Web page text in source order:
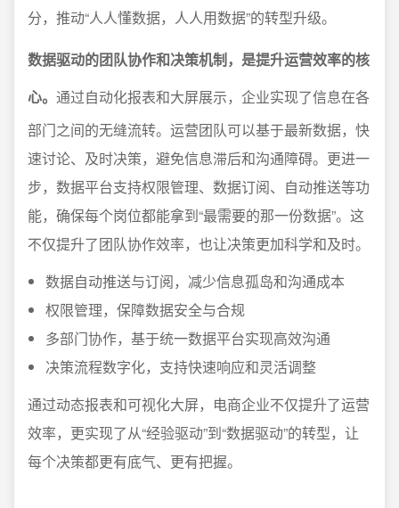
分，推动“人人懂数据，人人用数据”的转型升级。
数据驱动的团队协作和决策机制，是提升运营效率的核
心。 通过自动化报表和大屏展示，企业实现了信息在各
部门之间的无缝流转。运营团队可以基于最新数据，快
速讨论、及时决策，避免信息滞后和沟通障碍。更进一
步，数据平台支持权限管理、数据订阅、自动推送等功
能，确保每个岗位都能拿到“最需要的那一份数据”。这
不仅提升了团队协作效率，也让决策更加科学和及时。
数据自动推送与订阅，减少信息孤岛和沟通成本
权限管理，保障数据安全与合规
多部门协作，基于统一数据平台实现高效沟通
决策流程数字化，支持快速响应和灵活调整
通过动态报表和可视化大屏，电商企业不仅提升了运营
效率，更实现了从“经验驱动”到“数据驱动”的转型，让
每个决策都更有底气、更有把握。